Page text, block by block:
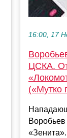
16:00, 17
ЦСКА.
(«Мутко